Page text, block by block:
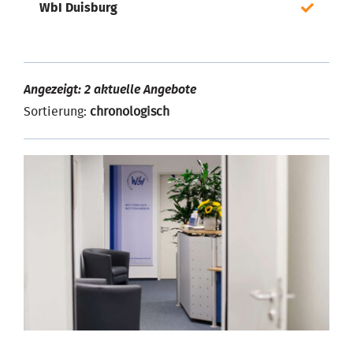
WbI Duisburg
Angezeigt: 2 aktuelle Angebote
Sortierung: chronologisch